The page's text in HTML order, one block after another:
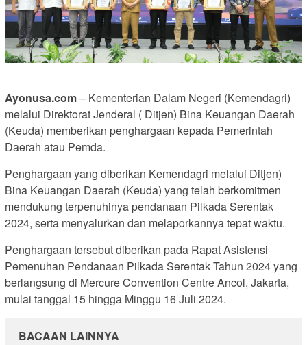
Ayonusa.com– Kementerian Dalam Negeri (Kemendagri)
melalui Direktorat Jenderal ( Ditjen) Bina Keuangan Daerah
(Keuda) memberikan penghargaan kepada Pemerintah
Daerah atau Pemda.
Penghargaan yang diberikan Kemendagri melalui Ditjen)
Bina Keuangan Daerah (Keuda) yang telah berkomitmen
mendukung terpenuhinya pendanaan Pilkada Serentak
2024, serta menyalurkan dan melaporkannya tepat waktu.
Penghargaan tersebut diberikan pada Rapat Asistensi
Pemenuhan Pendanaan Pilkada Serentak Tahun 2024 yang
berlangsung di Mercure Convention Centre Ancol, Jakarta,
mulai tanggal 15 hingga Minggu 16 Juli 2024.
BACAAN LAINNYA